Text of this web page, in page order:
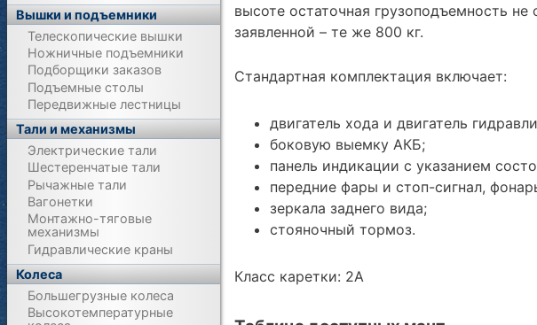
высоте остаточная грузоподъемность не
заявленной – те же 800 кг.
Стандартная комплектация включает:
двигатель хода и двигатель
боковую выемку АКБ;
панель индикации с указанием
передние фары и стоп-сигнал,
зеркала заднего вида;
стояночный тормоз.
Класс каретки: 2А
Вышки и подъемники
Телескопические вышки
Ножничные подъемники
Подборщики заказов
Подъемные столы
Передвижные лестницы
Тали и механизмы
Электрические тали
Шестеренчатые тали
Рычажные тали
Вагонетки
Монтажно-тяговые
механизмы
Гидравлические краны
Колеса
Большегрузные колеса
Высокотемпературные